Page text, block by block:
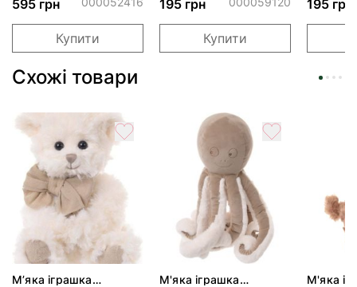
595 грн
Купити
195 грн
Купити
195 грн
Схожі товари
М’яка іграшка
М'яка іграшка
М'яка